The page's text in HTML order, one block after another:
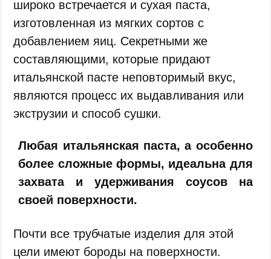
широко встречается и сухая паста,
изготовленная из мягких сортов с
добавлением яиц. Секретными же
составляющими, которые придают
итальянской пасте неповторимый вкус,
являются процесс их выдавливания или
экструзии и способ сушки.
Любая итальянская паста, а особенно
более сложные формы, идеальна для
захвата и удерживания соусов на
своей поверхности.
Почти все трубчатые изделия для этой
цели имеют бороды на поверхности.